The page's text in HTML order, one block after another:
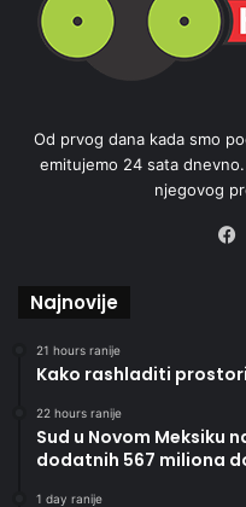
Od prvog dana kada smo
emitujemo 24 sata
njegovog
Najnovije
21 hours ranije
Kako rashladiti
22 hours ranije
Sud u Novom Meksiku
dodatnih 567 miliona
1 day ranije